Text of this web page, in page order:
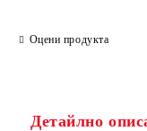
Оцени продукта
Детайлно